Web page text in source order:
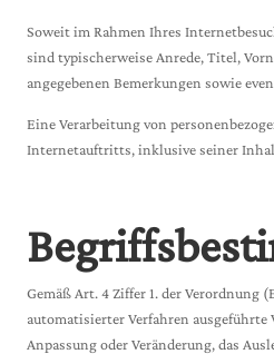
Soweit im Rahmen Ihres
sind typischerweise Anrede, Titel,
angegebenen Bemerkungen sowie
Eine Verarbeitung von
Internetauftritts, inklusive seiner
Gemäß Art. 4 Ziffer 1. der Verordnung
automatisierter Verfahren ausgeführte
Anpassung oder Veränderung, das